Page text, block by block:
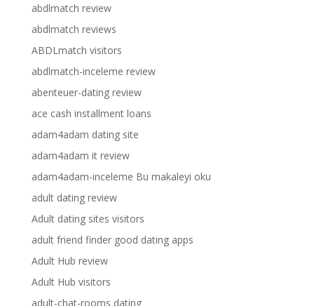
abdlmatch review
abdlmatch reviews
ABDLmatch visitors
abdlmatch-inceleme review
abenteuer-dating review
ace cash installment loans
adam4adam dating site
adam4adam it review
adam4adam-inceleme Bu makaleyi oku
adult dating review
Adult dating sites visitors
adult friend finder good dating apps
Adult Hub review
Adult Hub visitors
adult-chat-rooms dating